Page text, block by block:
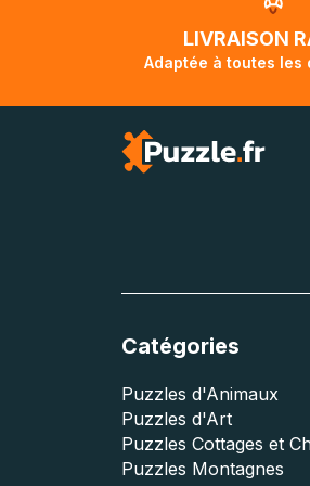
LIVRAISON
Adaptée à toutes les
Catégories
Puzzles d'Animaux
Puzzles d'Art
Puzzles Cottages et
Puzzles Montagnes